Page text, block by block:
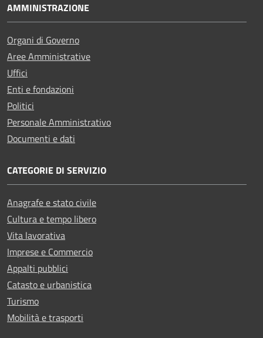
AMMINISTRAZIONE
Organi di Governo
Aree Amministrative
Uffici
Enti e fondazioni
Politici
Personale Amministrativo
Documenti e dati
CATEGORIE DI SERVIZIO
Anagrafe e stato civile
Cultura e tempo libero
Vita lavorativa
Imprese e Commercio
Appalti pubblici
Catasto e urbanistica
Turismo
Mobilità e trasporti